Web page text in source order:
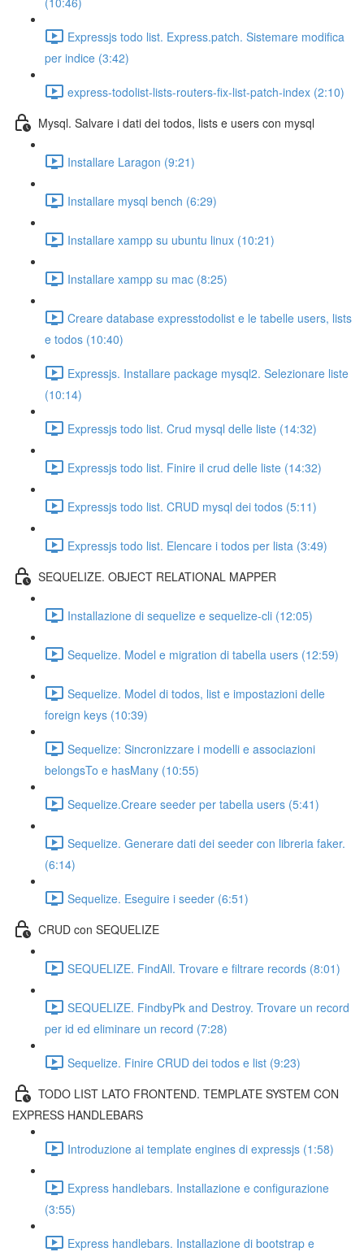
Expressjs todo list. Express.patch. Sistemare modifica
per indice (3:42)
express-todolist-lists-routers-fix-list-patch-index (2:10)
Mysql. Salvare i dati dei todos, lists e users con mysql
Installare Laragon (9:21)
Installare mysql bench (6:29)
Installare xampp su ubuntu linux (10:21)
Installare xampp su mac (8:25)
Creare database expresstodolist e le tabelle users, lists
e todos (10:40)
Expressjs. Installare package mysql2. Selezionare liste
(10:14)
Expressjs todo list. Crud mysql delle liste (14:32)
Expressjs todo list. Finire il crud delle liste (14:32)
Expressjs todo list. CRUD mysql dei todos (5:11)
Expressjs todo list. Elencare i todos per lista (3:49)
SEQUELIZE. OBJECT RELATIONAL MAPPER
Installazione di sequelize e sequelize-cli (12:05)
Sequelize. Model e migration di tabella users (12:59)
Sequelize. Model di todos, list e impostazioni delle
foreign keys (10:39)
Sequelize: Sincronizzare i modelli e associazioni
belongsTo e hasMany (10:55)
Sequelize.Creare seeder per tabella users (5:41)
Sequelize. Generare dati dei seeder con libreria faker.
(6:14)
Sequelize. Eseguire i seeder (6:51)
CRUD con SEQUELIZE
SEQUELIZE. FindAll. Trovare e filtrare records (8:01)
SEQUELIZE. FindbyPk and Destroy. Trovare un record
per id ed eliminare un record (7:28)
Sequelize. Finire CRUD dei todos e list (9:23)
TODO LIST LATO FRONTEND. TEMPLATE SYSTEM CON
EXPRESS HANDLEBARS
Introduzione ai template engines di expressjs (1:58)
Express handlebars. Installazione e configurazione
(3:55)
Express handlebars. Installazione di bootstrap e